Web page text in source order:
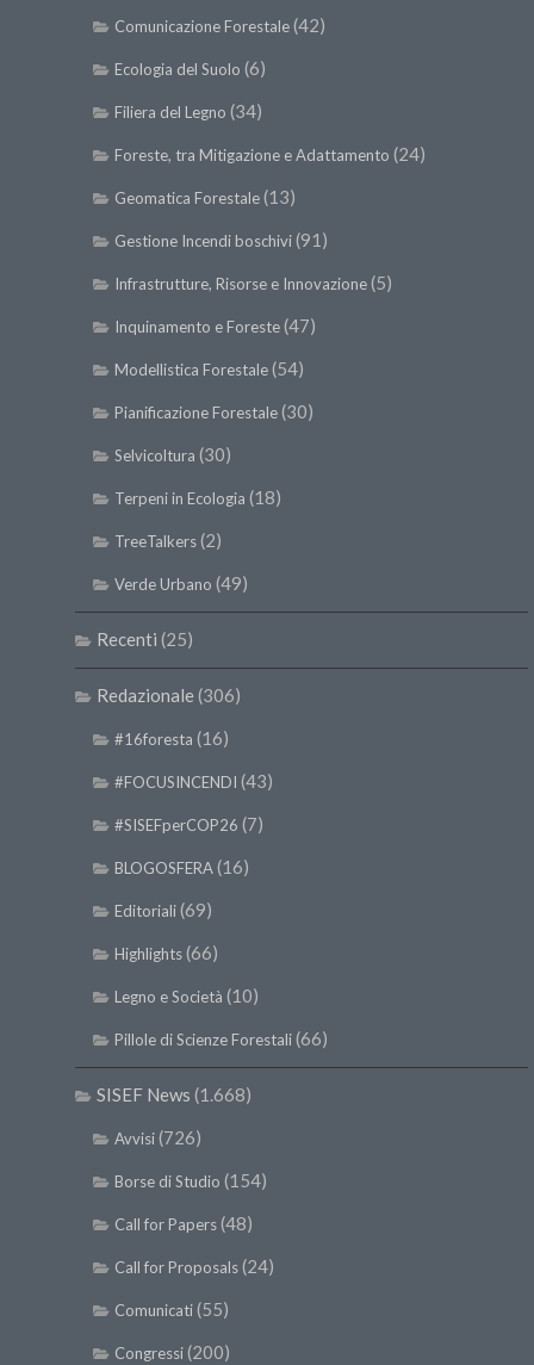
Comunicazione Forestale(42)
Ecologia del Suolo (6)
Filiera del Legno (34)
Foreste, tra Mitigazione e Adattamento (24)
Geomatica Forestale(13)
Gestione Incendi boschivi(91)
Infrastrutture, Risorse e Innovazione(5)
Inquinamento e Foreste(47)
Modellistica Forestale(54)
Pianificazione Forestale(30)
Selvicoltura (30)
Terpeni in Ecologia (18)
TreeTalkers(2)
Verde Urbano (49)
Recenti (25)
Redazionale (306)
#16foresta (16)
#FOCUSINCENDI (43)
#SISEFperCOP26 (7)
BLOGOSFERA(16)
Editoriali(69)
Highlights(66)
Legno e Società (10)
Pillole di Scienze Forestali(66)
SISEF News (1.668)
Avvisi(726)
Borse di Studio (154)
Call for Papers(48)
Call for Proposals(24)
Comunicati(55)
Congressi(200)